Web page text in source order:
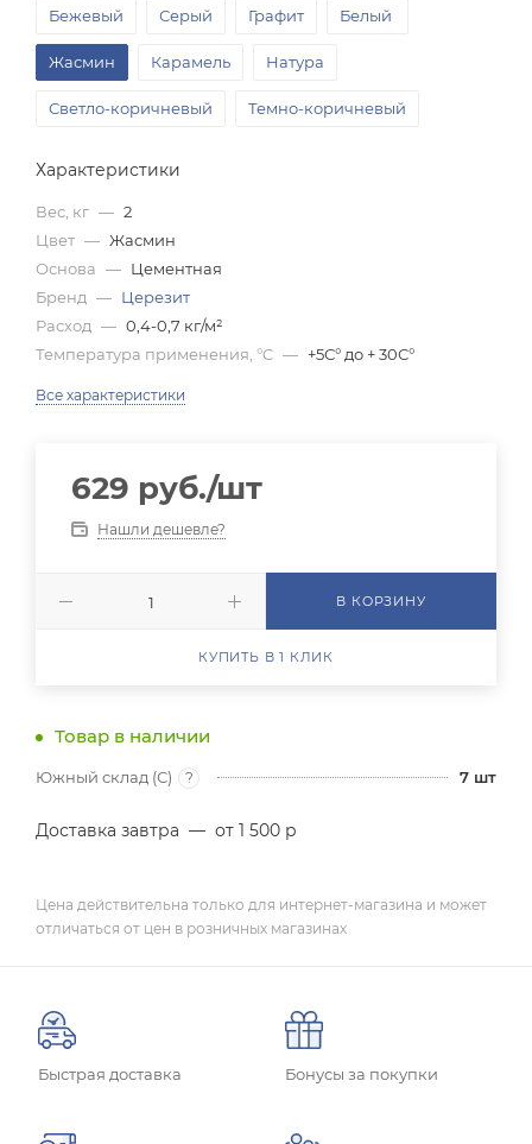
Бежевый
Серый Графит Белый
Жасмин Карамель Натура
Светло-коричневый Темно-коричневый
Характеристики
Вес, кг — 2
Цвет — Жасмин
Основа — Цементная
Бренд — Церезит
Расход — 0,4-0,7 кг/м²
Температура применения, °C — +5С° до + 30С°
Все характеристики
629 руб./шт
Нашли дешевле?
В КОРЗИНУ
КУПИТЬ В 1 КЛИК
Товар в наличии
Южный склад (С) ? 7 шт
Доставка завтра — от 1 500 р
Цена действительна только для интернет-магазина и может
отличаться от цен в розничных магазинах
Быстрая доставка Бонусы за покупки